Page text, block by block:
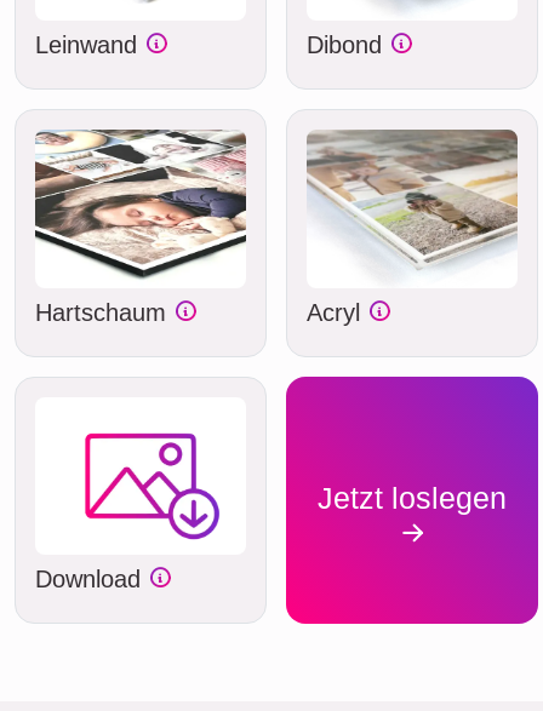
Leinwand Dibond
Hartschaum Acryl
Download
Jetzt loslegen